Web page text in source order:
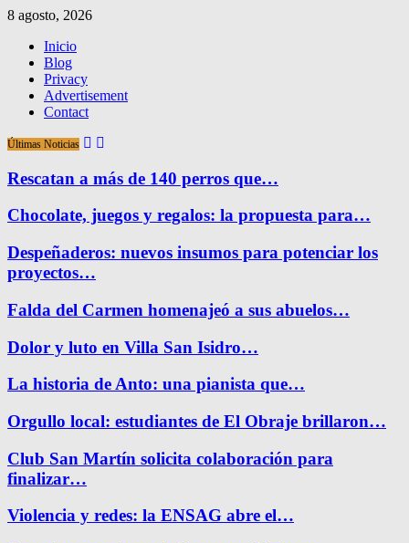
8 agosto, 2026
Inicio
Blog
Privacy
Advertisement
Contact
Últimas Noticias
Rescatan a más de 140 perros que…
Chocolate, juegos y regalos: la propuesta para…
Despeñaderos: nuevos insumos para potenciar los
proyectos…
Falda del Carmen homenajeó a sus abuelos…
Dolor y luto en Villa San Isidro…
La historia de Anto: una pianista que…
Orgullo local: estudiantes de El Obraje brillaron…
Club San Martín solicita colaboración para
finalizar…
Violencia y redes: la ENSAG abre el…